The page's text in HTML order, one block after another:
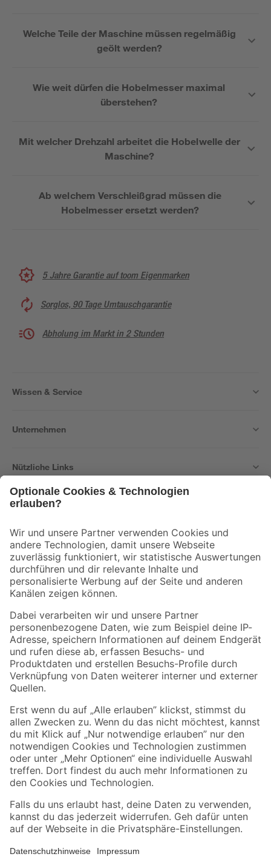
Welche Teile der Maschine müssen regelmäßig
geölt werden?
Wie weit dürfen die Hobelmesser maximal
überstehen?
Mit welcher Drehzahl arbeitet die Hobelwelle der
Maschine?
Ab welchem Verschleißgrad müssen die
Hobelmesser ersetzt werden?
5 Jahre Garantie auf toom Eigenmarken
Sorglos, 90 Tage Umtauschgarantie
Abholung im Markt in 2 Stunden
Wissen & Service
Unternehmen
Nützliche Links
Der toom Newsletter: Keine Angebote und Aktionen mehr verpassen!
Zur Newsletter Anmeldung
Folge uns
Zahlungsarten Versandarten
Sicher einkaufen
Jetzt die toom-App herunterladen
Alle Preisangaben in EUR inkl. gesetzl. MwSt.. Die dargestellten Angebote sind unter
Umständen nicht in allen Märkten verfügbar. Die angegebenen Verfügbarkeiten beziehen
Produkte nur solange der Vorrat reicht.
*Paketversand ab 59 € versandkostenfrei, gilt nicht für Artikel mit Speditionsversand, hier